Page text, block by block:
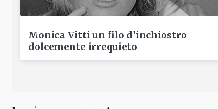
Monica Vitti un filo d’inchiostro
dolcemente irrequieto